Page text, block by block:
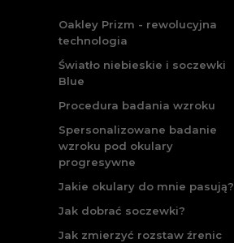
Oakley Prizm - rewolucyjna
technologia
Światło niebieskie i soczewki
Blue
Procedura badania wzroku
Spersonalizowane badanie
wzroku pod okulary
progresywne
Jakie okulary do mnie pasują?
Jak dobrać soczewki?
Jak zmierzyć rozstaw źrenic